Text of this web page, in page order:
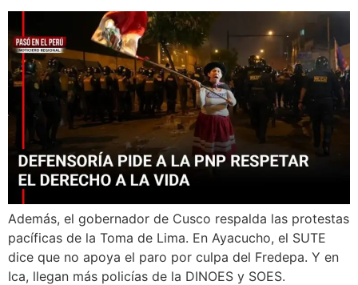
Además, el gobernador de Cusco respalda las protestas
pacíficas de la Toma de Lima. En Ayacucho, el SUTE
dice que no apoya el paro por culpa del Fredepa. Y en
Ica, llegan más policías de la DINOES y SOES.